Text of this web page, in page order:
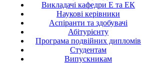
Викладачі кафедри Е та ЕК
Наукові керівники
Аспіранти та здобувачі
Абітурієнту
Програма подвійних дипломів
Студентам
Випускникам